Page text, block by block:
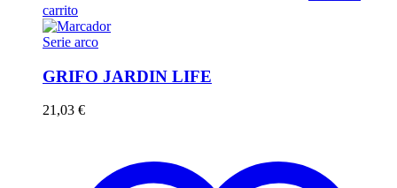
carrito
Serie arco
GRIFO JARDIN LIFE
21,03 €